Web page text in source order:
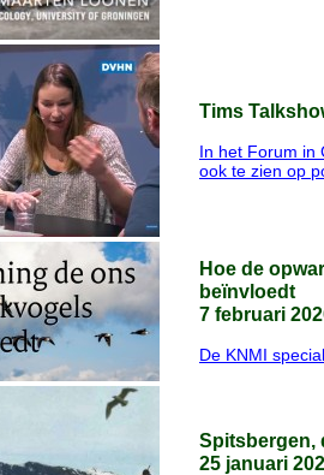
Tims
In het Forum in
ook te zien op
Hoe de
beïnvloedt
7 februari
De KNMI
Spitsbergen,
25 januari